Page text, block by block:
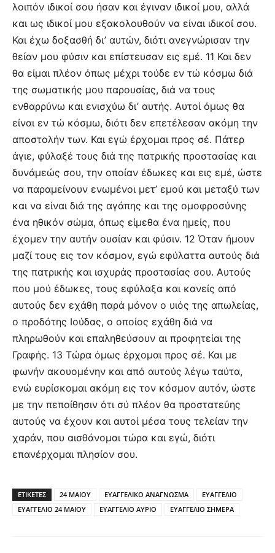
λοιπόν ιδικοί σου ήσαν και έγιναν ιδικοί μου, αλλά
και ως ιδικοί μου εξακολουθούν να είναι ιδικοί σου.
Και έχω δοξασθή δι’ αυτών, διότι ανεγνώρισαν την
θείαν μου φύσιν και επίστευσαν εις εμέ. 11 Και δεν
θα είμαι πλέον όπως μέχρι τούδε εν τώ κόσμω διά
της σωματικής μου παρουσίας, διά να τους
ενθαρρύνω και ενισχύω δι’ αυτής. Αυτοί όμως θα
είναι εν τώ κόσμω, διότι δεν επετέλεσαν ακόμη την
αποστολήν των. Και εγώ έρχομαι προς σέ. Πάτερ
άγιε, φύλαξέ τους διά της πατρικής προστασίας και
δυνάμεώς σου, την οποίαν έδωκες και εις εμέ, ώστε
να παραμείνουν ενωμένοι μετ’ εμού και μεταξύ των
και να είναι διά της αγάπης και της ομοφροσύνης
ένα ηθικόν σώμα, όπως είμεθα ένα ημείς, που
έχομεν την αυτήν ουσίαν και φύσιν. 12 Όταν ήμουν
μαζί τους εις τον κόσμον, εγώ εφύλαττα αυτούς διά
της πατρικής και ισχυράς προστασίας σου. Αυτούς
που μού έδωκες, τους εφύλαξα και κανείς από
αυτούς δεν εχάθη παρά μόνον ο υιός της απωλείας,
ο προδότης Ιούδας, ο οποίος εχάθη διά να
πληρωθούν και επαληθεύσουν αι προφητείαι της
Γραφής. 13 Τώρα όμως έρχομαι προς σέ. Και με
φωνήν ακουομένην και από αυτούς λέγω ταύτα,
ενώ ευρίσκομαι ακόμη εις τον κόσμον αυτόν, ώστε
με την πεποίθησιν ότι σύ πλέον θα προστατεύης
αυτούς να έχουν και αυτοί μέσα τους τελείαν την
χαράν, που αισθάνομαι τώρα και εγώ, διότι
επανέρχομαι πλησίον σου.
ΕΤΙΚΕΤΕΣ 24 ΜΑΙΟΥ ΕΥΑΓΓΕΛΙΚΟ ΑΝΑΓΝΩΣΜΑ
ΕΥΑΓΓΕΛΙΟ
ΕΥΑΓΓΕΛΙΟ 24 ΜΑΙΟΥ
ΕΥΑΓΓΕΛΙΟ ΑΥΡΙΟ ΕΥΑΓΓΕΛΙΟ ΣΗΜΕΡΑ